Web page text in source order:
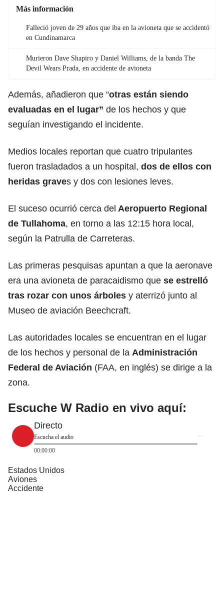
Más información
Falleció joven de 29 años que iba en la avioneta que se accidentó
en Cundinamarca
Murieron Dave Shapiro y Daniel Williams, de la banda The
Devil Wears Prada, en accidente de avioneta
Además, añadieron que “otras están siendo
evaluadas en el lugar” de los hechos y que
seguían investigando el incidente.
Medios locales reportan que cuatro tripulantes
fueron trasladados a un hospital, dos de ellos con
heridas graves y dos con lesiones leves.
El suceso ocurrió cerca del Aeropuerto Regional
de Tullahoma, en torno a las 12:15 hora local,
según la Patrulla de Carreteras.
Las primeras pesquisas apuntan a que la aeronave
era una avioneta de paracaidismo que se estrelló
tras rozar con unos árboles y aterrizó junto al
Museo de aviación Beechcraft.
Las autoridades locales se encuentran en el lugar
de los hechos y personal de la Administración
Federal de Aviación (FAA, en inglés) se dirige a la
zona.
Escuche W Radio en vivo aquí:
Directo
Escucha el audio
00:00:00
Estados Unidos
Aviones
Accidente